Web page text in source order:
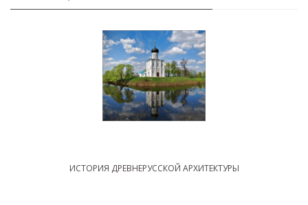
ИСТОРИЯ ДРЕВНЕРУССКОЙ АРХИТЕКТУРЫ